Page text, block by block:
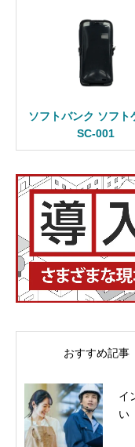
ソフトバンク ソフト
SC-001
おすすめ記事
イ
い